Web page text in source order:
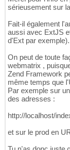
sérieusement sur
Fait-il également
aussi avec ExtJS
d'Ext par exemple).
On peut de toute
webmatrix ,
Zend Framework
même temps que
Par exemple sur
des adresses :
http://localhost/
et sur le prod en